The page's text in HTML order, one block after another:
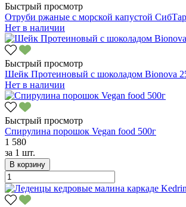
Быстрый просмотр
Отруби ржаные с морской капустой
Нет в наличии
Быстрый просмотр
Шейк Протеиновый с шоколадом Bionova
Нет в наличии
Быстрый просмотр
Спирулина порошок Vegan food 500г
1 580
за 1 шт.
В корзину